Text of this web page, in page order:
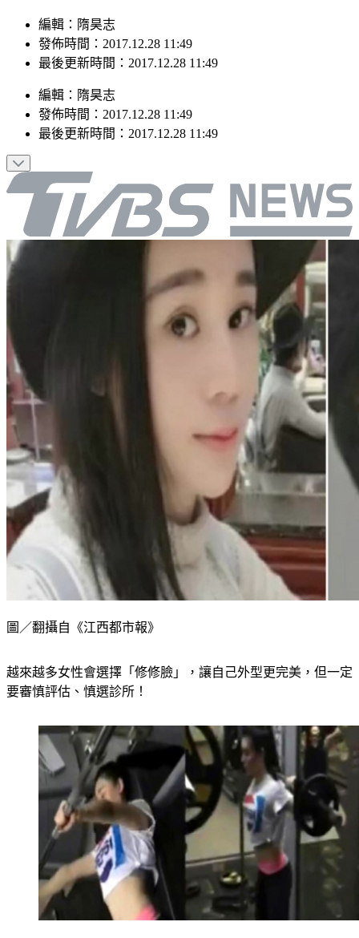
編輯：隋昊志
發佈時間：2017.12.28 11:49
編輯：隋昊志
發佈時間：2017.12.28 11:49
越來越多女性會選擇「修修臉」，讓自己外型更完美，但一定